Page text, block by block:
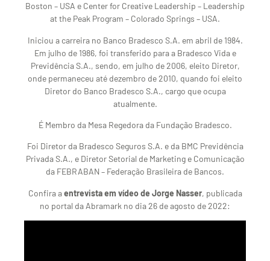
Boston – USA e Center for Creative Leadership – Leadership
at the Peak Program – Colorado Springs – USA.
Iniciou a carreira no Banco Bradesco S.A. em abril de 1984.
Em julho de 1986, foi transferido para a Bradesco Vida e
Previdência S.A., sendo, em julho de 2006, eleito Diretor,
onde permaneceu até dezembro de 2010, quando foi eleito
Diretor do Banco Bradesco S.A., cargo que ocupa
atualmente.
É Membro da Mesa Regedora da Fundação Bradesco.
Foi Diretor da Bradesco Seguros S.A. e da BMC Previdência
Privada S.A., e Diretor Setorial de Marketing e Comunicação
da FEBRABAN – Federação Brasileira de Bancos.
Confira aentrevista em vídeo de Jorge Nasser, publicada
no portal da Abramark no dia 26 de agosto de 2022: